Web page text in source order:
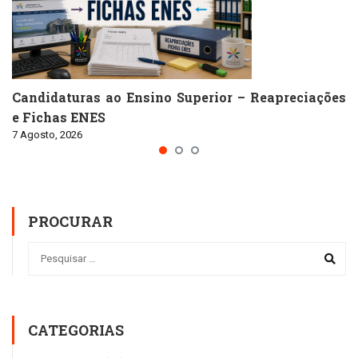
Candidaturas ao Ensino Superior – Reapreciações
e Fichas ENES
7 Agosto, 2026
PROCURAR
CATEGORIAS